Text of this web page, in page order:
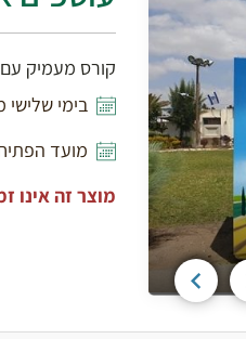
קורס מעמיק עם
בימי שלישי
מועד הפתיחה: 2.9.2025, ט'
מוצר זה אינו